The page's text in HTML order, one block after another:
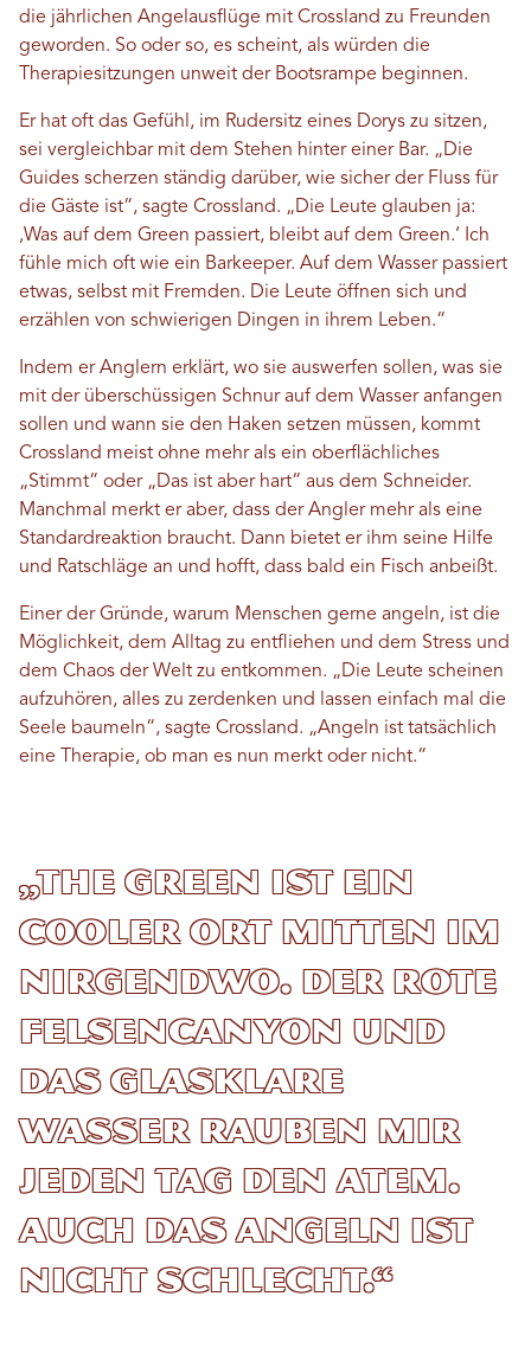
die jährlichen Angelausflüge mit Crossland zu Freunden
geworden. So oder so, es scheint, als würden die
Therapiesitzungen unweit der Bootsrampe beginnen.
Er hat oft das Gefühl, im Rudersitz eines Dorys zu sitzen,
sei vergleichbar mit dem Stehen hinter einer Bar. „Die
Guides scherzen ständig darüber, wie sicher der Fluss für
die Gäste ist“, sagte Crossland. „Die Leute glauben ja:
‚Was auf dem Green passiert, bleibt auf dem Green.‘ Ich
fühle mich oft wie ein Barkeeper. Auf dem Wasser passiert
etwas, selbst mit Fremden. Die Leute öffnen sich und
erzählen von schwierigen Dingen in ihrem Leben.“
Indem er Anglern erklärt, wo sie auswerfen sollen, was sie
mit der überschüssigen Schnur auf dem Wasser anfangen
sollen und wann sie den Haken setzen müssen, kommt
Crossland meist ohne mehr als ein oberflächliches
„Stimmt“ oder „Das ist aber hart“ aus dem Schneider.
Manchmal merkt er aber, dass der Angler mehr als eine
Standardreaktion braucht. Dann bietet er ihm seine Hilfe
und Ratschläge an und hofft, dass bald ein Fisch anbeißt.
Einer der Gründe, warum Menschen gerne angeln, ist die
Möglichkeit, dem Alltag zu entfliehen und dem Stress und
dem Chaos der Welt zu entkommen. „Die Leute scheinen
aufzuhören, alles zu zerdenken und lassen einfach mal die
Seele baumeln“, sagte Crossland. „Angeln ist tatsächlich
eine Therapie, ob man es nun merkt oder nicht.“
„The Green ist ein
cooler Ort mitten im
Nirgendwo. Der rote
Felsencanyon und
das glasklare
Wasser rauben mir
jeden Tag den Atem.
Auch das Angeln ist
nicht schlecht.“